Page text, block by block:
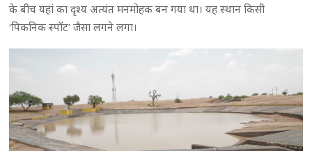
के बीच यहां का दृश्य अत्यंत मनमोहक बन गया था। यह स्थान किसी
‘पिकनिक स्पॉट’ जैसा लगने लगा।